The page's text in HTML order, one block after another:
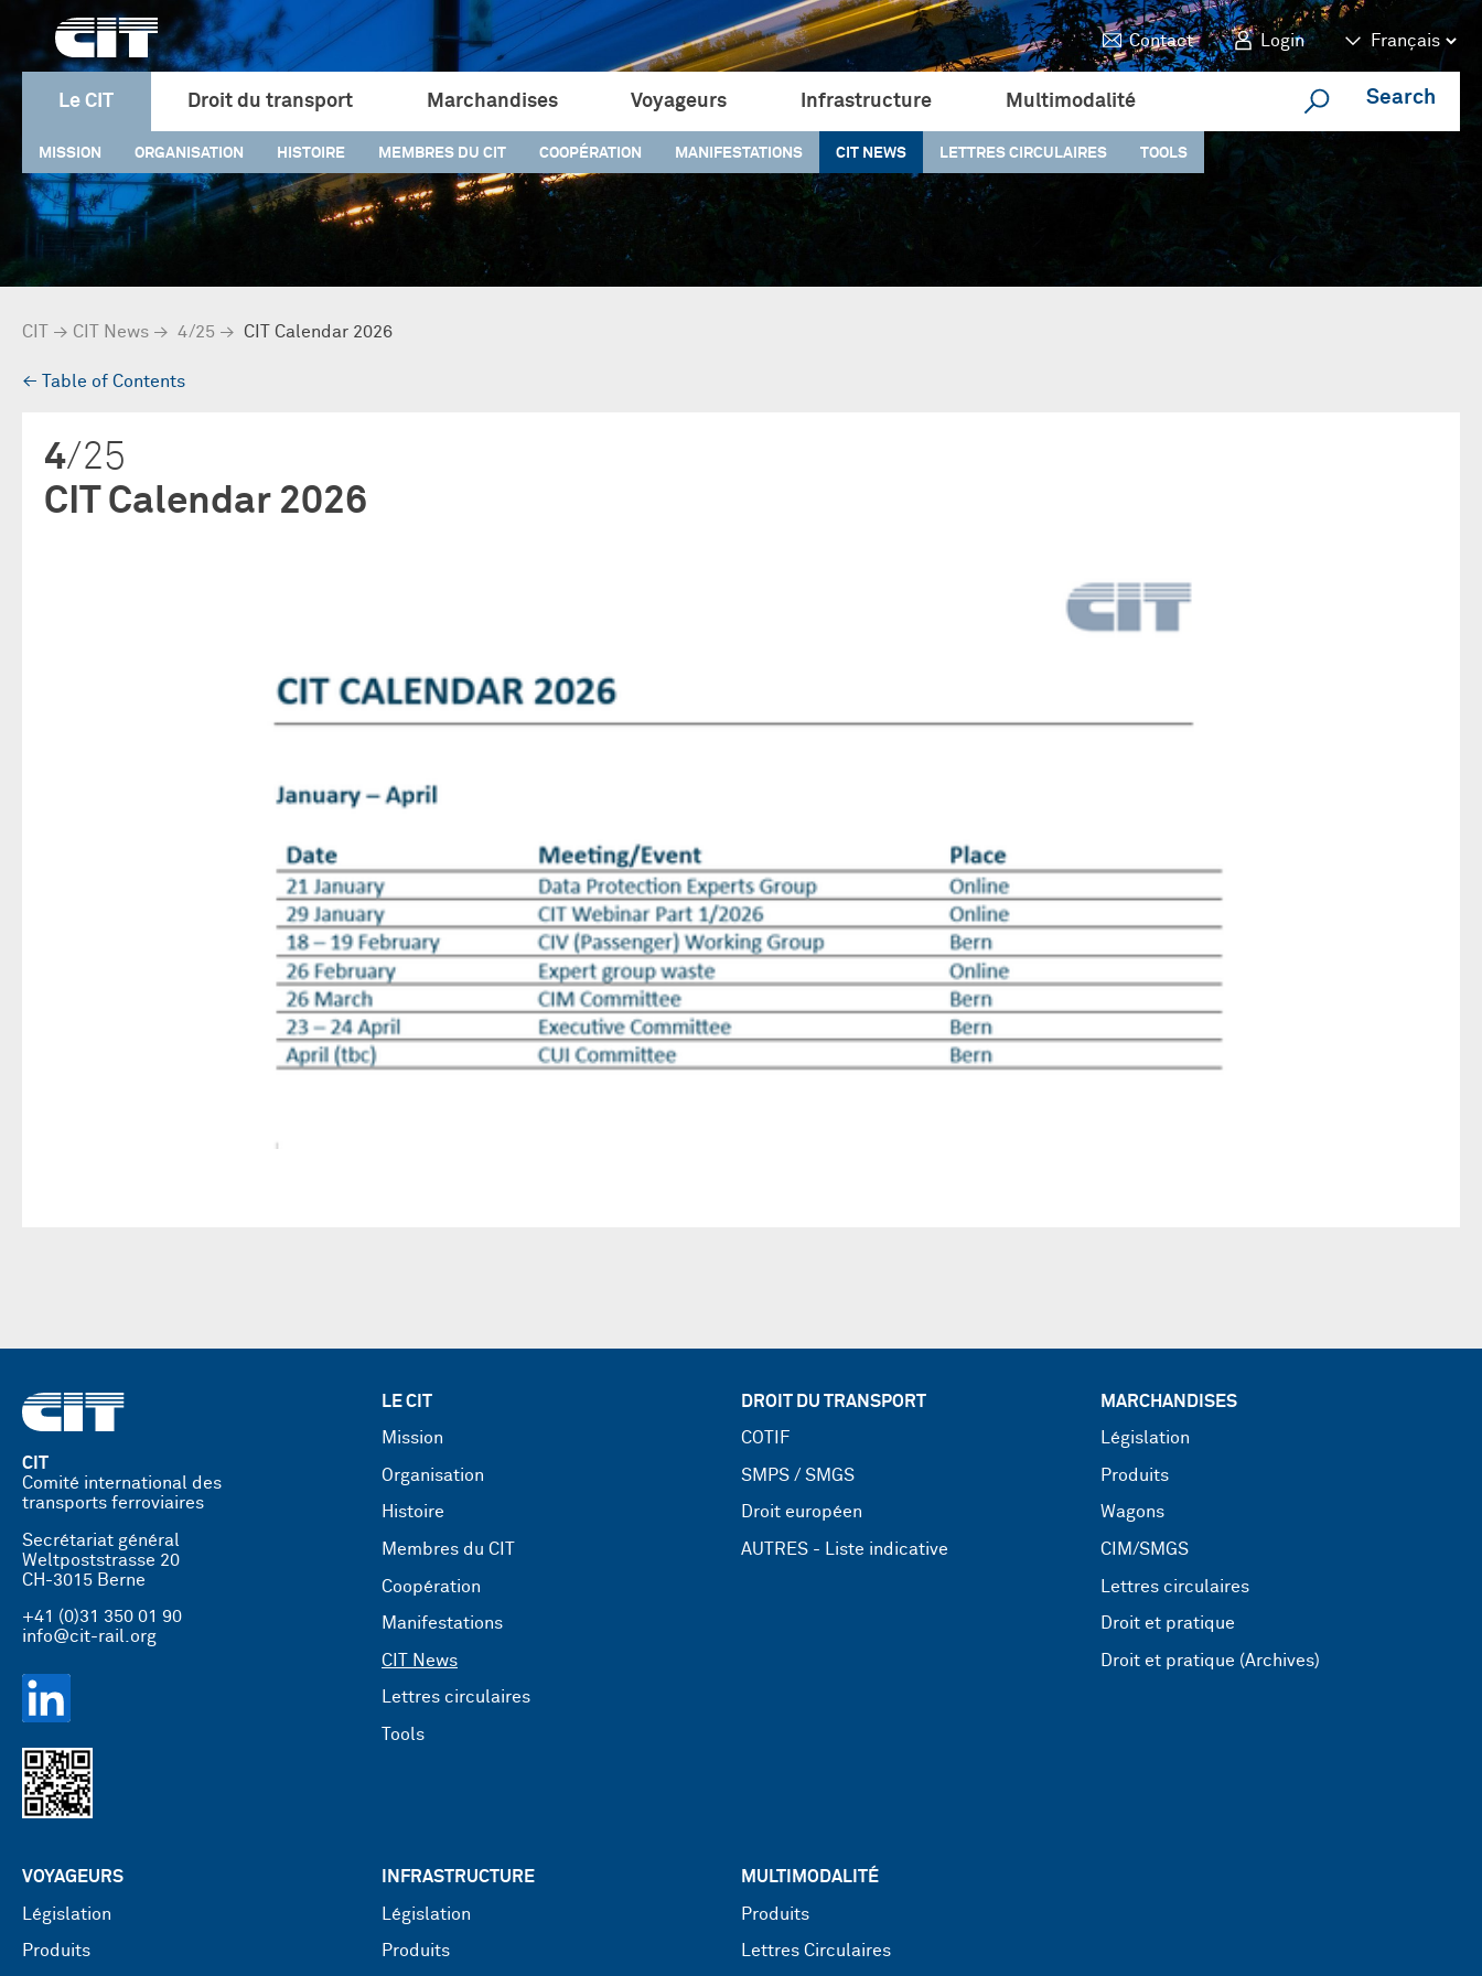
Contact Login
Le CIT
MISSION ORGANISATION HISTOIRE MEMBRES DU CIT COOPÉRATION MANIFESTATIONS CIT NEWS LETTRES CIRCULAIRES TOOLS
Droit du transport Marchandises Voyageurs Infrastructure Multimodalité Search
CIT → CIT News → 4/25 → CIT Calendar 2026
→ Table of Contents
4/25
CIT Calendar 2026
LE CIT
Mission
Organisation
Histoire
Membres du CIT
Coopération
Manifestations
CIT News
Lettres circulaires
Tools
DROIT DU TRANSPORT
COTIF
SMPS / SMGS
Droit européen
AUTRES - Liste indicative
MARCHANDISES
Législation
Produits
Wagons
CIM/SMGS
Lettres circulaires
Droit et pratique
Droit et pratique (Archives)
VOYAGEURS
Législation
Produits
INFRASTRUCTURE
Législation
Produits
MULTIMODALITÉ
Produits
Lettres Circulaires
CIT
Comité international des
transports ferroviaires
Secrétariat général
Weltpoststrasse 20
CH-3015 Berne
+41 (0)31 350 01 90
info@cit-rail.org